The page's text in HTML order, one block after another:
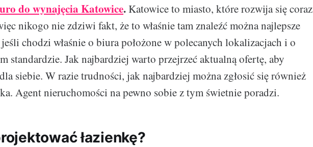
do wynajęcia Katowice.Katowice to miasto, które rozwija się coraz
nikogo nie zdziwi fakt, że to właśnie tam znaleźć można najlepsze
chodzi właśnie o biura położone w polecanych lokalizacjach i o
standardzie. Jak najbardziej warto przejrzeć aktualną ofertę, aby
siebie. W razie trudności, jak najbardziej można zgłosić się również
Agent nieruchomości na pewno sobie z tym świetnie poradzi.
łazienkę?